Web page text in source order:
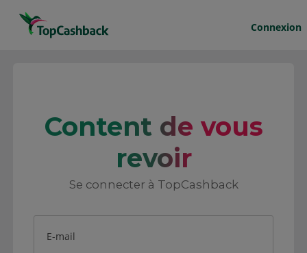
Connexion
Content de vous
revoir
Se connecter à TopCashback
E-mail